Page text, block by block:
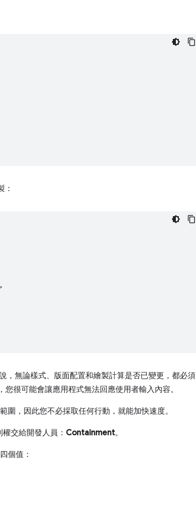
，無論樣式、版面配置和繪製計算是否已變更，都必須
很可能會讓應用程式無法回應使用者輸入內容。
，因此您不必採取任何行動，就能加快速度。
交給開發人員： Containment。
個值：